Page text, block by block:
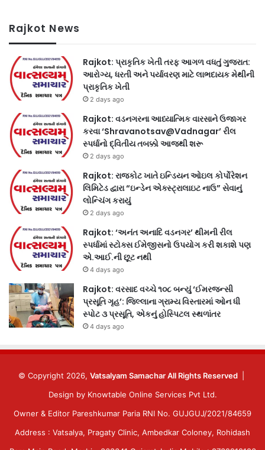
Rajkot News
Rajkot: પ્રાકૃતિક ખેતી તરફ આગળ વધતું ગુજરાત:
આરોગ્ય, ધરતી અને પર્યાવરણ માટે લાભદાયક મેથીની
પ્રાકૃતિક ખેતી
2 days ago
Rajkot: વડનગરના આધ્યાત્મિક વારસાને ઉજાગર
કરવા ‘Shravanotsav@Vadnagar’ રીલ
સ્પર્ધાનો દ્વિતીય તબક્કો આજથી શરૂ
2 days ago
Rajkot: રાજકોટ ખાતે ઇન્ડિયન ઓઇલ કોર્પોરેશન
લિમિટેડ દ્વારા “ઇન્ડેન એક્સ્ટ્રાલાઇટ નાઉ” સેવાનું
લોન્ચિંગ કરાયું
2 days ago
Rajkot: ‘અનંત અનાદિ વડનગર’ થીમની રીલ
સ્પર્ધામાં સ્ટોક્સ ઈમેજીસનો ઉપયોગ કરી શકાશે પણ
એ.આઈ.ની છૂટ નથી
4 days ago
Rajkot: વરસાદ વચ્ચે ૧૦૮ બન્યું ‘ઈમરજન્સી
પ્રસૂતિ ગૃહ’: જિલ્લાના ગ્રામ્ય વિસ્તારમાં ઓન ધી
સ્પોટ ૩ પ્રસૂતિ, એકનું હોસ્પિટલ સ્થળાંતર
4 days ago
© Copyright 2026, Vatsalyam Samachar All Rights Reserved
Design by Knowtable Online Services Pvt Ltd.
Owner & Editor Pareshkumar Paria RNI No. GUJGUJ/2021/84659
Address : Vatsalya, Pragaty Clinic, Ambedkar Coloney, Rohidash